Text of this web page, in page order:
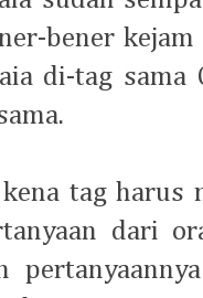
bener
di-tag
tag harus
dari